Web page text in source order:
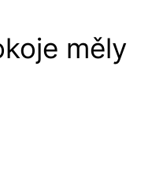
měly